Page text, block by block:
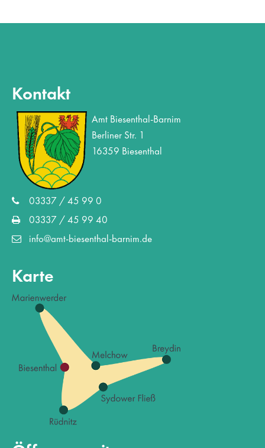
nascetur ridiculus mus. Donec quam felis, ultricies nec.
Kontakt
Amt Biesenthal-Barnim
Berliner Str. 1
16359 Biesenthal
03337 / 45 99 0
03337 / 45 99 40
info@amt-biesenthal-barnim.de
Karte